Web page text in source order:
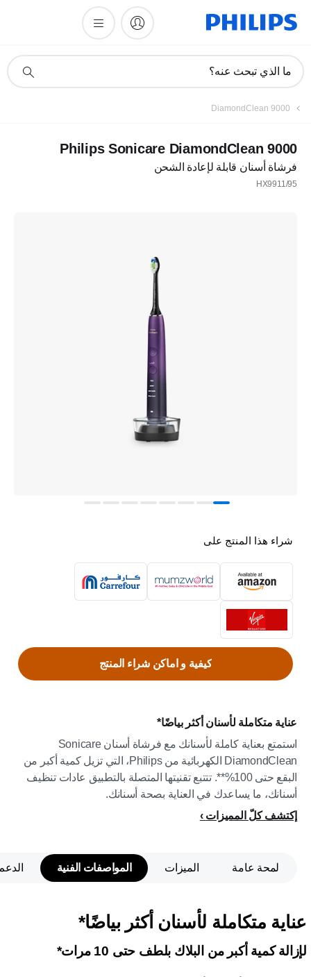
دعم
ما الذي تبحث عنه؟
DiamondClean 9000
Philips Sonicare DiamondClean 9000
فرشاة أسنان قابلة لإعادة الشحن
HX9911/95
عناية متكاملة لأسنان أكثر بياضًا*
استمتع بعناية كاملة لأسنانك مع فرشاة أسنان Sonicare
DiamondClean الكهربائية من Philips، التي تزيل كمية أكبر من
البقع حتى 100%**. تتتبع تقنيتها المتصلة بالتطبيق عادات تنظيف
أسنانك، ما يساعدك في العناية بصحة أسنانك.
إكتشف كلّ المميزات
شراء هذا المنتج على
كيفية و اماكن شراء المنتج
لمحة عامة الميزات المواصفات الفنية
عناية متكاملة لأسنان أكثر بياضًا*
لإزالة كمية أكبر من البلاك بلطف حتى 10 مرات*